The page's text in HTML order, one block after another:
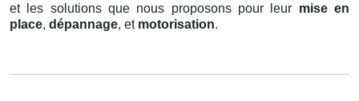
et les solutions que nous proposons pour leur mise en
place, dépannage, et motorisation.